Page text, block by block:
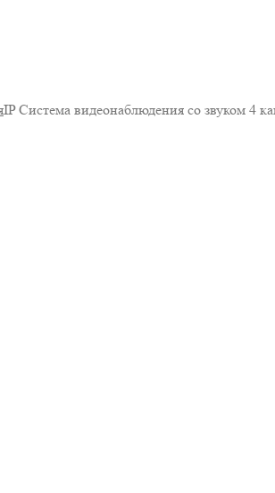
IP Система видеонаблюдения со звуком 4